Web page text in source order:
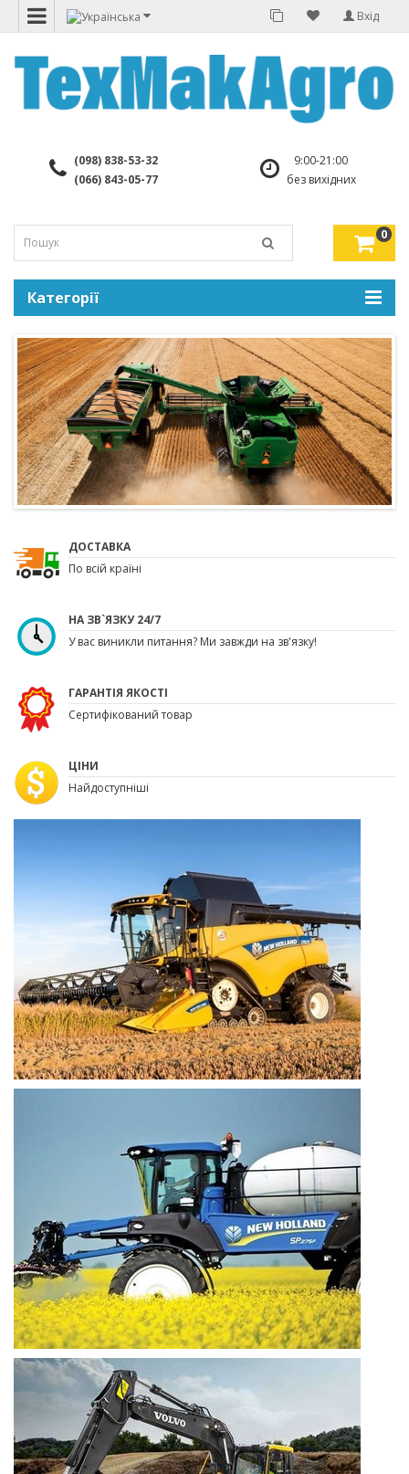
Вхід
(098) 838-53-32
(066) 843-05-77
9:00-21:00
без вихідних
0
Категорії
ДОСТАВКА
По всій країні
НА ЗВ`ЯЗКУ 24/7
У вас виникли питання? Ми завжди на зв'язку!
ГАРАНТІЯ ЯКОСТІ
Сертифікований товар
ЦІНИ
Найдоступніші